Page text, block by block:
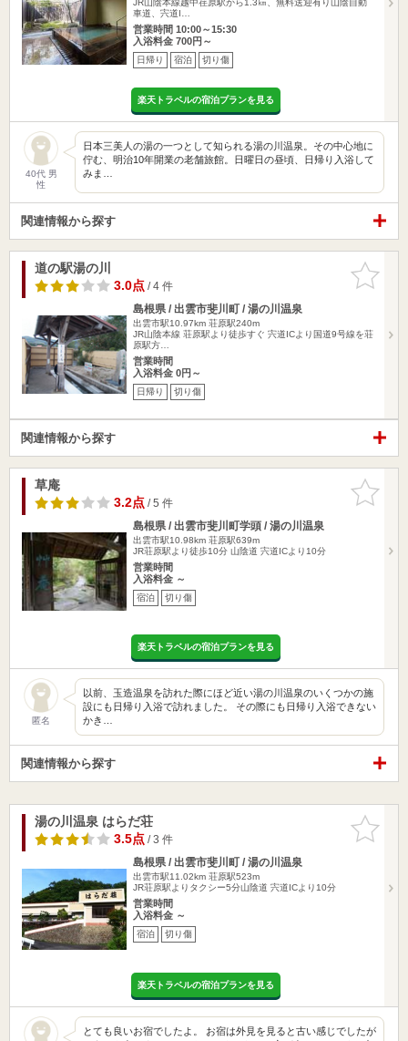
JR山陰本線越中荏原駅から1.3㎞、無料送迎有り山陰自動
車道、宍道I…
営業時間 10:00～15:30
入浴料金 700円～
日帰り 宿泊 切り傷
楽天トラベルの宿泊プランを見る
40代 男
性
日本三美人の湯の一つとして知られる湯の川温泉。その中心地に
佇む、明治10年開業の老舗旅館。日曜日の昼頃、日帰り入浴して
みま…
関連情報から探す
お気に入
りに追加
道の駅湯の川
3.0点/ 4 件
島根県 / 出雲市斐川町 / 湯の川温泉
出雲市駅10.97km 荘原駅240m
JR山陰本線 荘原駅より徒歩すぐ 宍道ICより国道9号線を荘
原駅方…
営業時間
入浴料金 0円～
日帰り 切り傷
関連情報から探す
お気に入
りに追加
草庵
3.2点/ 5 件
島根県 / 出雲市斐川町学頭 / 湯の川温泉
出雲市駅10.98km 荘原駅639m
JR荘原駅より徒歩10分 山陰道 宍道ICより10分
営業時間
入浴料金 ～
宿泊 切り傷
楽天トラベルの宿泊プランを見る
匿名
以前、玉造温泉を訪れた際にほど近い湯の川温泉のいくつかの施
設にも日帰り入浴で訪れました。 その際にも日帰り入浴できない
かき…
関連情報から探す
お気に入
りに追加
湯の川温泉 はらだ荘
3.5点/ 3 件
島根県 / 出雲市斐川町 / 湯の川温泉
出雲市駅11.02km 荘原駅523m
JR荘原駅よりタクシー5分山陰道 宍道ICより10分
営業時間
入浴料金 ～
宿泊 切り傷
楽天トラベルの宿泊プランを見る
とても良いお宿でしたよ。 お宿は外見を見ると古い感じでしたが